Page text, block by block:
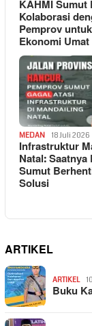
KAHMI Sumut
Kolaborasi
Pemprov
Ekonomi Umat
MEDAN 18 Juli 2026
Infrastruktur
Natal:
Sumut
Solusi
ARTIKEL
ARTIKEL
Buku